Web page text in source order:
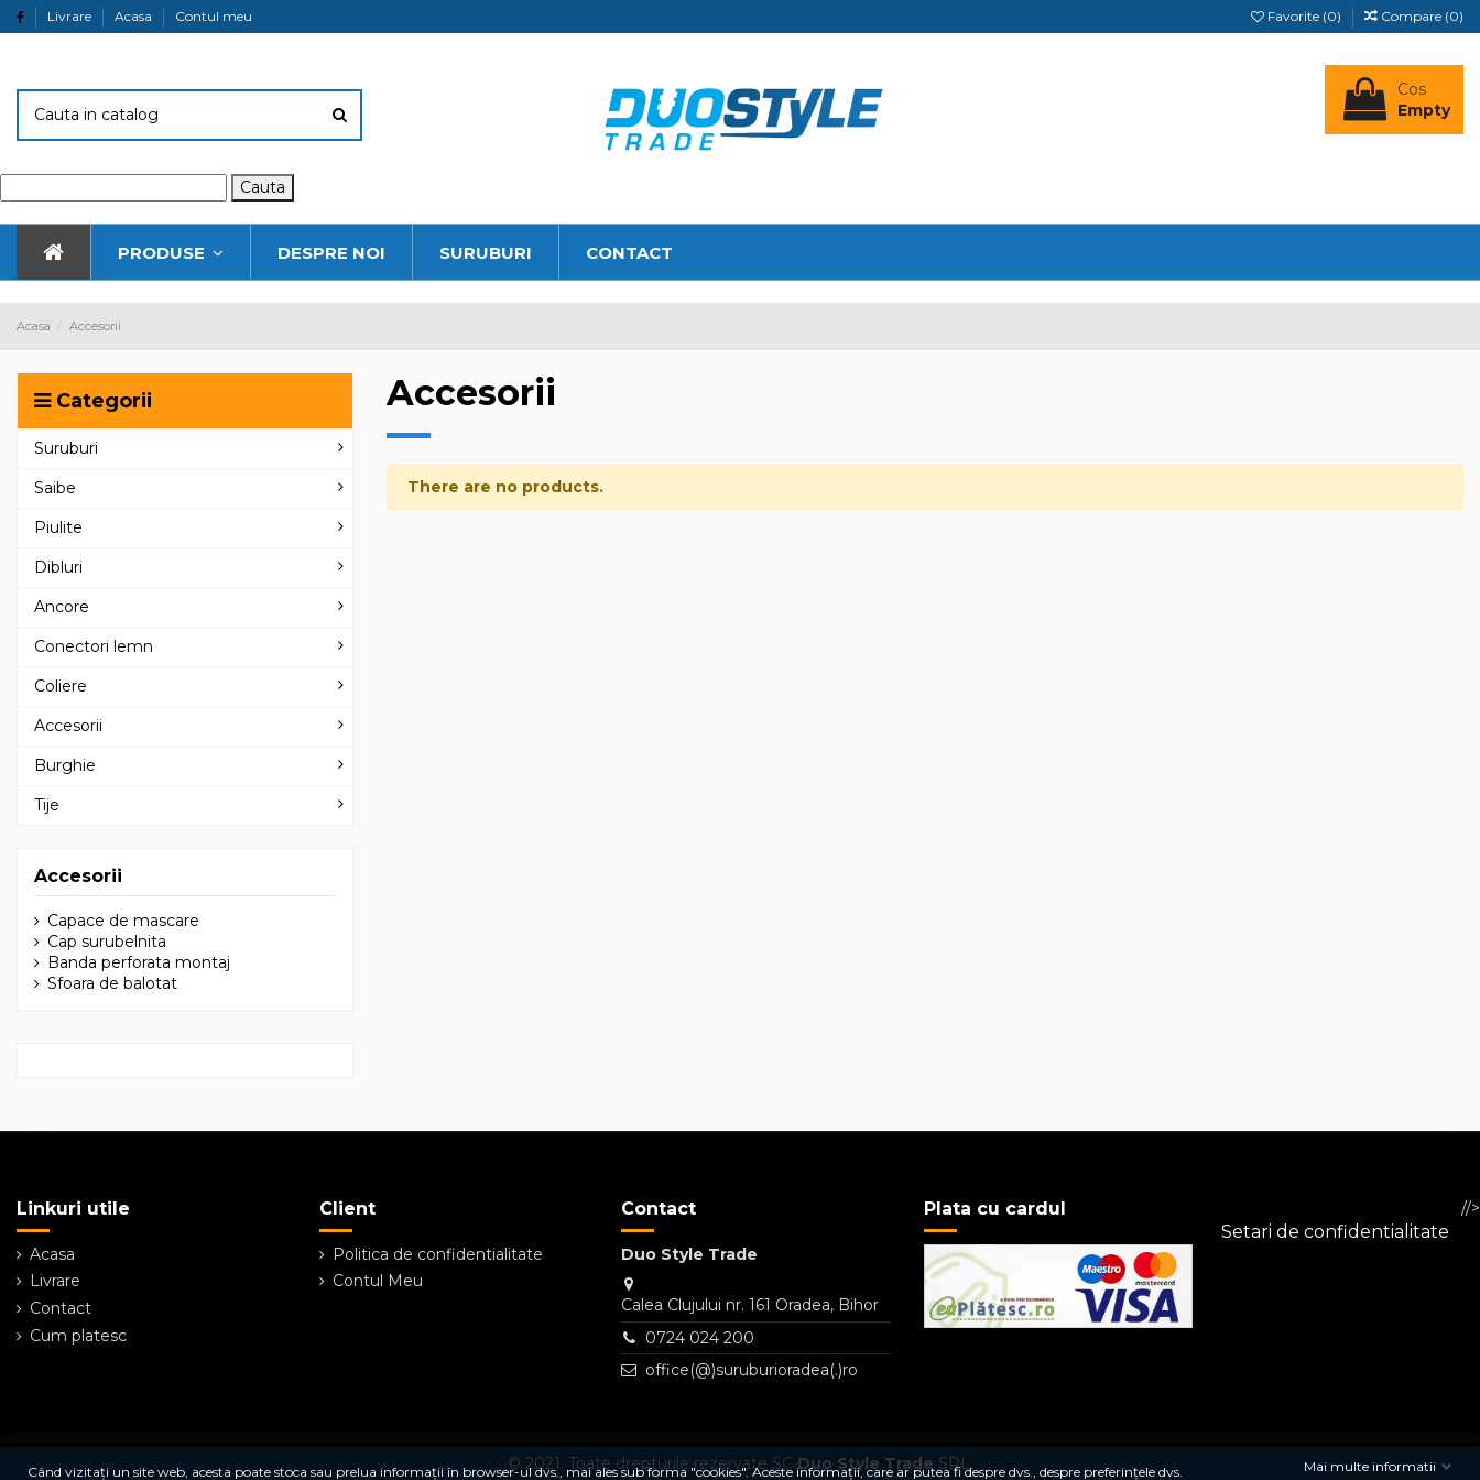
Livrare Acasa Contul meu Favorite (0) Compare (0)
Cos
Empty
Cauta
PRODUSE DESPRE NOI SURUBURI CONTACT
Acasa Accesorii
Accesorii
There are no products.
Categorii
Suruburi
Saibe
Piulite
Dibluri
Ancore
Conectori lemn
Coliere
Accesorii
Burghie
Tije
Accesorii
Capace de mascare
Cap surubelnita
Banda perforata montaj
Sfoara de balotat
Linkuri utile
Acasa
Livrare
Contact
Cum platesc
Client
Politica de confidentialitate
Contul Meu
Contact
Duo Style Trade
Calea Clujului nr. 161 Oradea, Bihor
0724 024 200
office(@)suruburioradea(.)ro
Plata cu cardul
Setari de confidentialitate
//>
© 2021. Toate drepturile rezervate SC Duo Style Trade SRL.
Când vizitați un site web, acesta poate stoca sau prelua informații în browser-ul dvs., mai ales sub forma "cookies". Aceste informații, care ar putea fi despre dvs., despre preferințele dvs. Mai multe informatii